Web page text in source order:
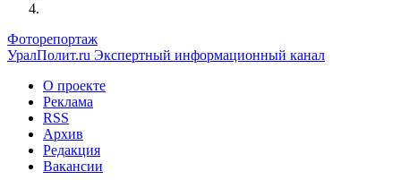
Фоторепортаж
УралПолит.ru Экспертный информационный канал
О проекте
Реклама
RSS
Архив
Редакция
Вакансии